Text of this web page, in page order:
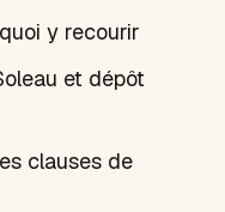
y recourir
et dépôt
clauses de